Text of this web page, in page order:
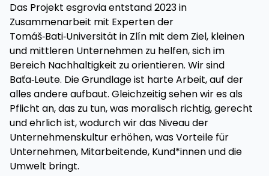
Das Projekt esgrovia entstand 2023 in
Zusammenarbeit mit Experten der
Tomáš‑Bati‑Universität in Zlín mit dem Ziel, kleinen
und mittleren Unternehmen zu helfen, sich im
Bereich Nachhaltigkeit zu orientieren. Wir sind
Baťa‑Leute. Die Grundlage ist harte Arbeit, auf der
alles andere aufbaut. Gleichzeitig sehen wir es als
Pflicht an, das zu tun, was moralisch richtig, gerecht
und ehrlich ist, wodurch wir das Niveau der
Unternehmenskultur erhöhen, was Vorteile für
Unternehmen, Mitarbeitende, Kund*innen und die
Umwelt bringt.